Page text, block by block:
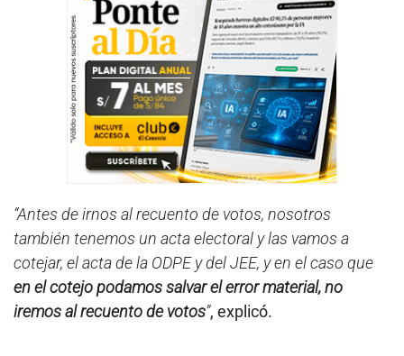
“Antes de irnos al recuento de votos, nosotros
también tenemos un acta electoral y las vamos a
cotejar, el acta de la ODPE y del JEE, y en el caso que
en el cotejo podamos salvar el error material, no
iremos al recuento de votos”, explicó.